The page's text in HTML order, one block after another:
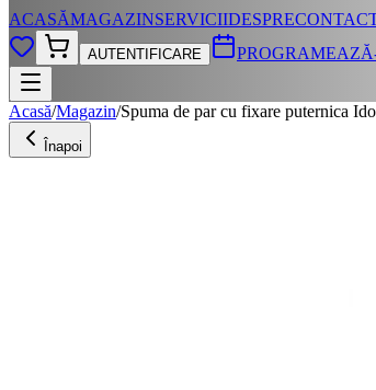
ACASĂMAGAZINSERVICIIDESPRE
AUTENTIFICARE
Acasă/Magazin/Spuma de par cu fixare puternica
Înapoi